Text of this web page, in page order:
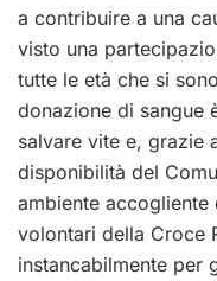
a contribuire a una
visto una
tutte le età che si
donazione di sangue
salvare vite e, grazie
disponibilità del
ambiente
volontari della Croce
instancabilmente per